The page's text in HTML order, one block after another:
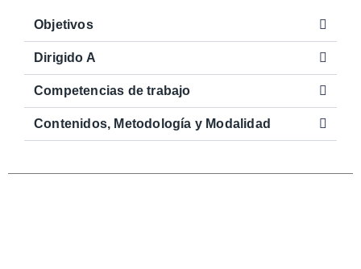
Objetivos
Dirigido A
Competencias de trabajo
Contenidos, Metodología y Modalidad